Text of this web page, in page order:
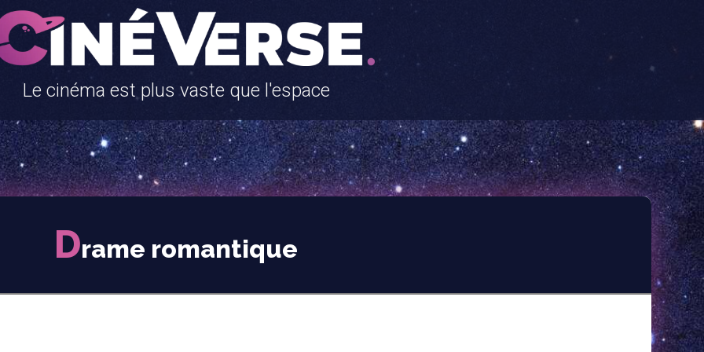
Le cinéma est plus vaste que l'espace
Drame romantique